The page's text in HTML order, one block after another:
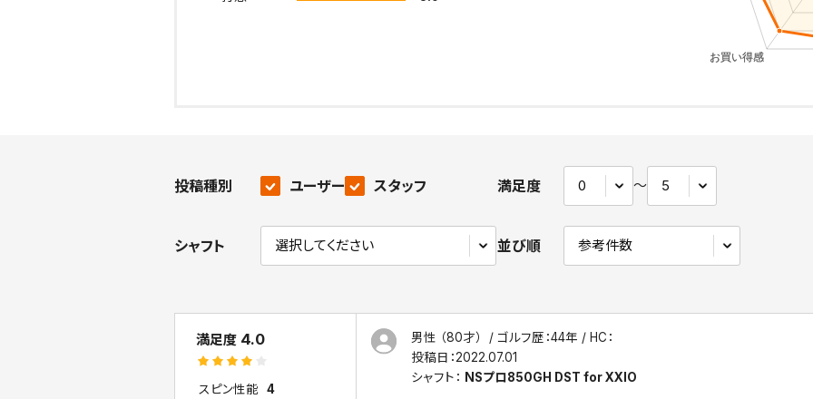
投稿種別 ユーザー スタッフ
シャフト
満足度 〜
並び順
満足度 4.0
スピン性能
4
男性 （80才） ゴルフ歴：44年
HC：
投稿日：2022.07.01
シャフト： NSプロ850GH DST for XXIO